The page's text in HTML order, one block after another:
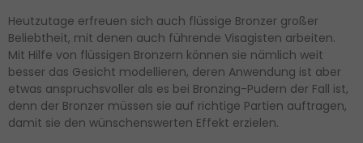
Heutzutage erfreuen sich auch flüssige Bronzer großer
Beliebtheit, mit denen auch führende Visagisten arbeiten.
Mit Hilfe von flüssigen Bronzern können sie nämlich weit
besser das Gesicht modellieren, deren Anwendung ist aber
etwas anspruchsvoller als es bei Bronzing-Pudern der Fall ist,
denn der Bronzer müssen sie auf richtige Partien auftragen,
damit sie den wünschenswerten Effekt erzielen.